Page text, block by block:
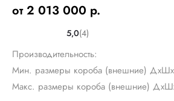
от 2 013 000 р.
5,0(4)
Производительность:
Мин. размеры короба (внешние)
Макс. размеры короба (внешние)